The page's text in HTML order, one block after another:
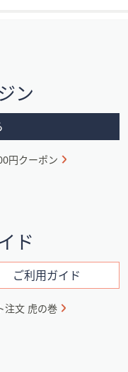
ン
円クーポン
ド
ご利用ガイド
注文 虎の巻